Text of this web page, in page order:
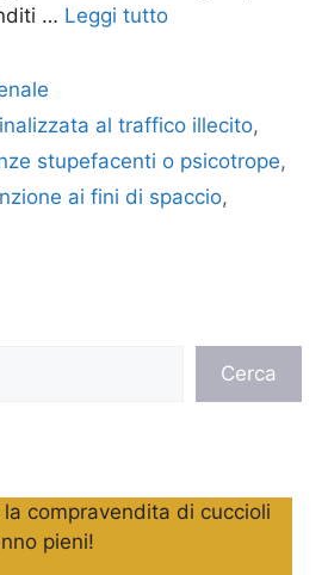
… Leggi tutto
al traffico illecito,
stupefacenti o psicotrope,
ai fini di spaccio,
Cerca
compravendita di cuccioli
pieni!